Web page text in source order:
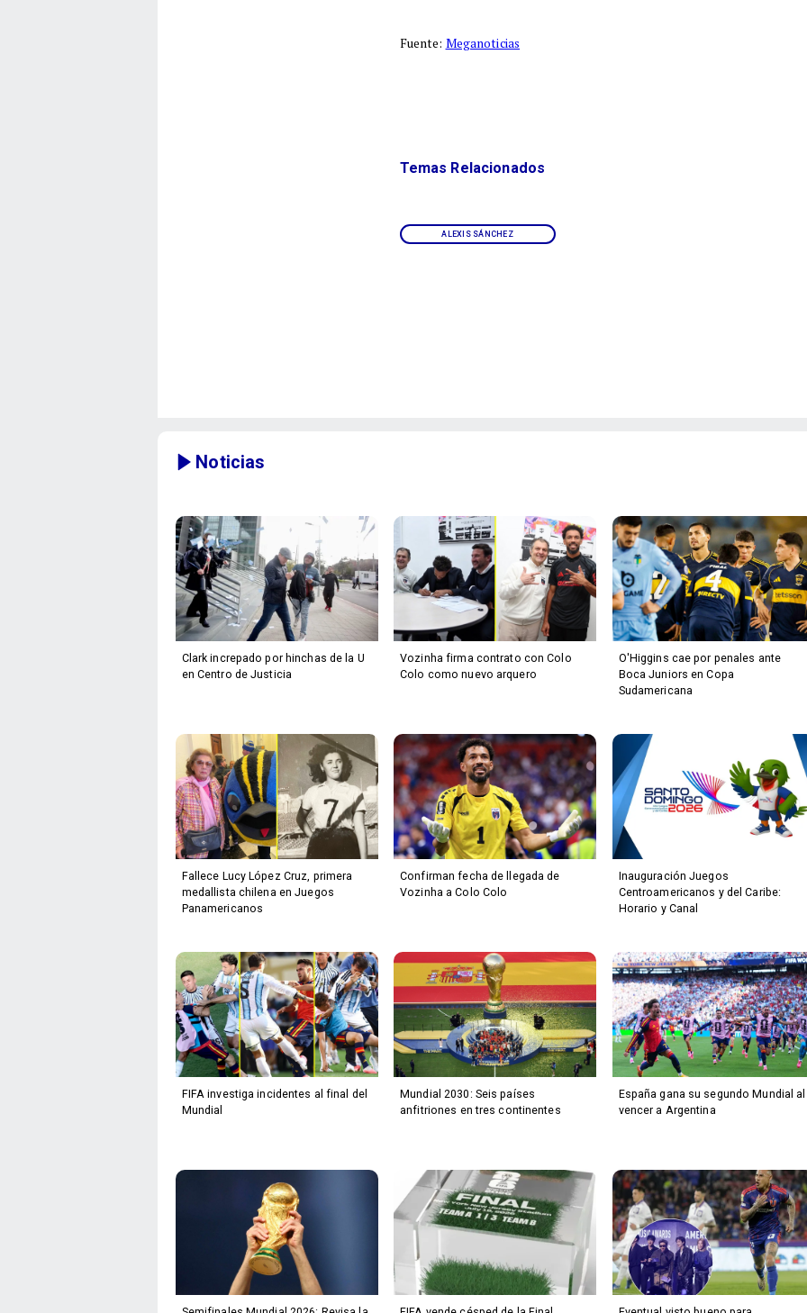
Fuente: Meganoticias
ALEXIS SÁNCHEZ
Temas Relacionados
Noticias
Clark increpado por hinchas de la U
en Centro de Justicia
Vozinha firma contrato con Colo
Colo como nuevo arquero
O'Higgins cae por penales ante
Boca Juniors en Copa
Sudamericana
Fallece Lucy López Cruz, primera
medallista chilena en Juegos
Panamericanos
Confirman fecha de llegada de
Vozinha a Colo Colo
Inauguración Juegos
Centroamericanos y del Caribe:
Horario y Canal
FIFA investiga incidentes al final del
Mundial
Mundial 2030: Seis países
anfitriones en tres continentes
España gana su segundo Mundial al
vencer a Argentina